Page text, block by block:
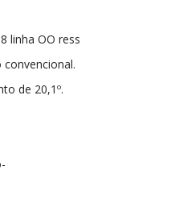
linha OO ress
de 20,1º.